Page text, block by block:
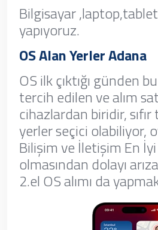
Bilgisayar ,laptop,tablet
yapıyoruz.
OS Alan Yerler Adana
OS ilk çıktığı günden
tercih edilen ve alım
cihazlardan biridir,
yerler seçici olabiliyor,
Bilişim ve İletişim En
olmasından dolayı
2.el OS alımı da